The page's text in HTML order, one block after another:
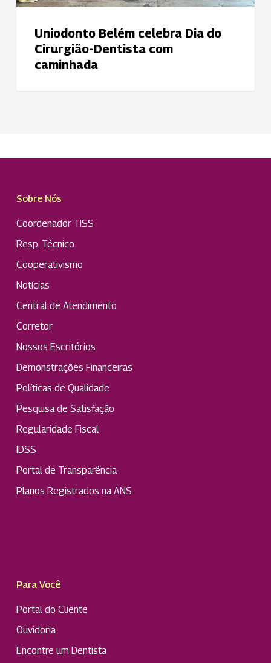
Uniodonto Belém celebra Dia do
Cirurgião-Dentista com
caminhada
Sobre Nós
Coordenador TISS
Resp. Técnico
Cooperativismo
Notícias
Central de Atendimento
Corretor
Nossos Escritórios
Demonstrações Financeiras
Políticas de Qualidade
Pesquisa de Satisfação
Regularidade Fiscal
IDSS
Portal de Transparência
Planos Registrados na ANS
Para Você
Portal do Cliente
Ouvidoria
Encontre um Dentista